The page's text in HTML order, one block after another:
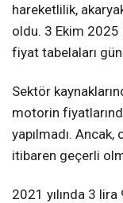
hareketlilik,
oldu. 3 Ekim 2025
fiyat tabelaları
Sektör
motorin
yapılmadı. Ancak,
itibaren geçerli
2021 yılında 3